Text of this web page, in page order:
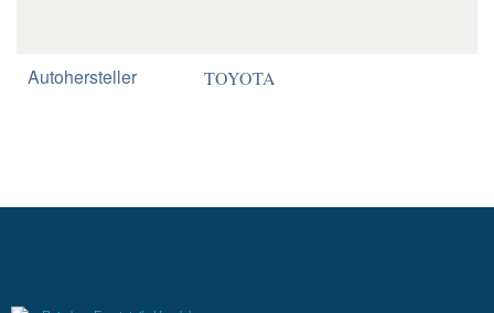
Autohersteller TOYOTA